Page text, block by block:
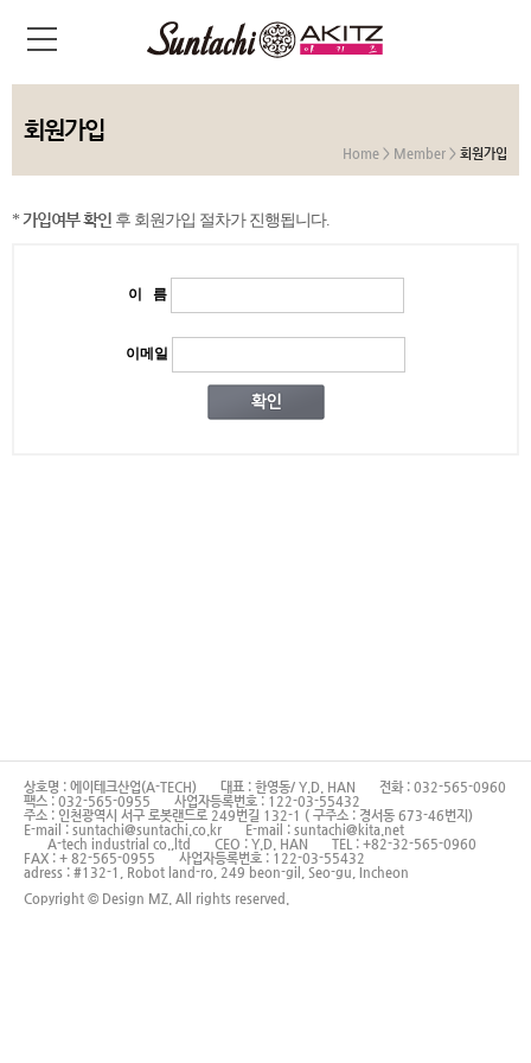
회원가입
Home > Member > 회원가입
* 가입여부 확인 후 회원가입 절차가 진행됩니다.
이 름
이메일
상호명 : 에이테크산업(A-TECH) 대표 : 한영동/ Y.D. HAN
전화 : 032-565-0960
팩스 : 032-565-0955
사업자등록번호 : 122-03-55432
주소 : 인천광역시 서구 로봇랜드로 249번길 132-1 ( 구주소 : 경서동 673-46번지)
E-mail : suntachi@suntachi.co.kr
E-mail : suntachi@kita.net
A-tech industrial co.,ltd
CEO : Y.D. HAN
TEL : +82-32-565-0960
FAX : + 82-565-0955
사업자등록번호 : 122-03-55432
adress : #132-1, Robot land-ro, 249 beon-gil, Seo-gu, Incheon
Copyright © Design MZ. All rights reserved.